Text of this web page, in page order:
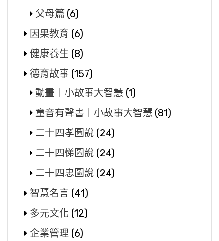
父母篇 (6)
因果教育 (6)
健康養生 (8)
德育故事 (157)
動畫｜小故事大智慧 (1)
童音有聲書｜小故事大智慧 (81)
二十四孝圖說 (24)
二十四悌圖說 (24)
二十四忠圖說 (24)
智慧名言 (41)
多元文化 (12)
企業管理 (6)